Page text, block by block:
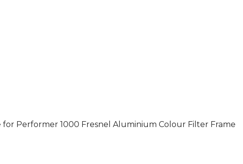
for Performer 1000 Fresnel Aluminium Colour Filter Frame